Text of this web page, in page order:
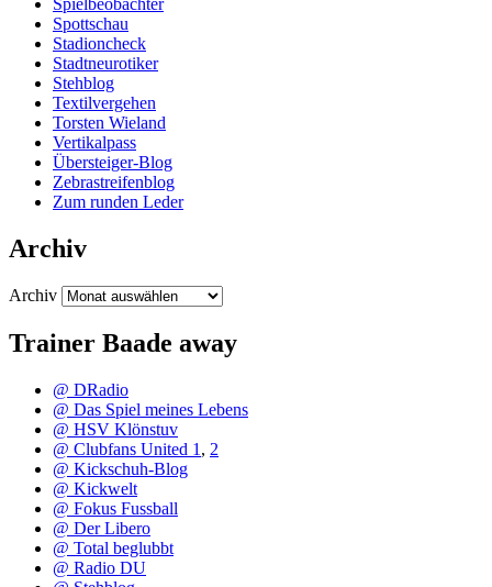
Spielbeobachter
Spottschau
Stadioncheck
Stadtneurotiker
Stehblog
Textilvergehen
Torsten Wieland
Vertikalpass
Übersteiger-Blog
Zebrastreifenblog
Zum runden Leder
Archiv
Archiv
Trainer Baade away
@ DRadio
@ Das Spiel meines Lebens
@ HSV Klönstuv
@ Clubfans United 1 , 2
@ Kickschuh-Blog
@ Kickwelt
@ Fokus Fussball
@ Der Libero
@ Total beglubbt
@ Radio DU